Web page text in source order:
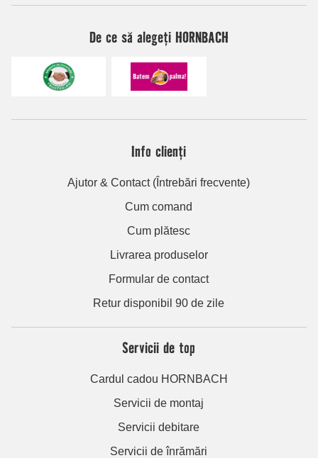
De ce să alegeți HORNBACH
Info clienți
Ajutor & Contact (Întrebări frecvente)
Cum comand
Cum plătesc
Livrarea produselor
Formular de contact
Retur disponibil 90 de zile
Servicii de top
Cardul cadou HORNBACH
Servicii de montaj
Servicii debitare
Servicii de înrămări